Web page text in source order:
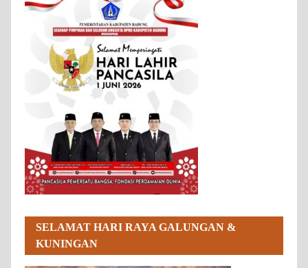
SELAMAT HARI RAYA GALUNGAN &
KUNINGAN